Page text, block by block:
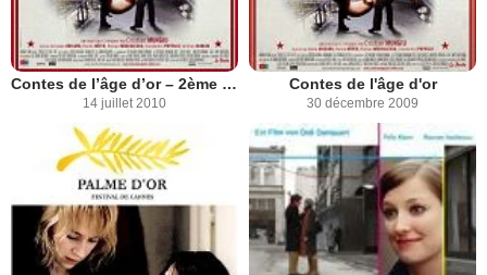
Contes de l’âge d’or – 2ème partie
14 juillet 2010
Contes de l'âge d'or
30 décembre 2009